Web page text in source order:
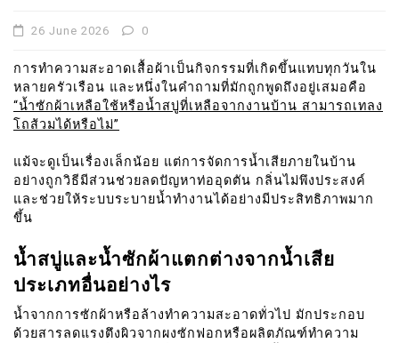
26 June 2026 0
การทำความสะอาดเสื้อผ้าเป็นกิจกรรมที่เกิดขึ้นแทบทุกวันใน
หลายครัวเรือน และหนึ่งในคำถามที่มักถูกพูดถึงอยู่เสมอคือ
“น้ำซักผ้าเหลือใช้หรือน้ำสบู่ที่เหลือจากงานบ้าน สามารถเทลง
โถส้วมได้หรือไม่”
แม้จะดูเป็นเรื่องเล็กน้อย แต่การจัดการน้ำเสียภายในบ้าน
อย่างถูกวิธีมีส่วนช่วยลดปัญหาท่ออุดตัน กลิ่นไม่พึงประสงค์
และช่วยให้ระบบระบายน้ำทำงานได้อย่างมีประสิทธิภาพมาก
ขึ้น
น้ำสบู่และน้ำซักผ้าแตกต่างจากน้ำเสีย
ประเภทอื่นอย่างไร
น้ำจากการซักผ้าหรือล้างทำความสะอาดทั่วไป มักประกอบ
ด้วยสารลดแรงตึงผิวจากผงซักฟอกหรือผลิตภัณฑ์ทำความ